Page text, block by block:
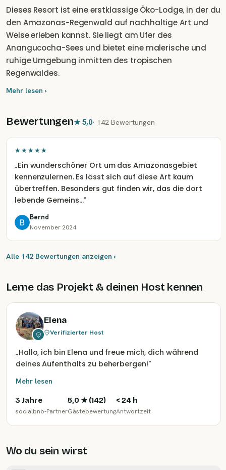
Dieses Resort ist eine erstklassige Öko-Lodge, in der du
den Amazonas-Regenwald auf nachhaltige Art und
Weise erleben kannst. Sie liegt am Ufer des
Anangucocha-Sees und bietet eine malerische und
ruhige Umgebung inmitten des tropischen
Regenwaldes.
Mehr lesen ›
Bewertungen★5,0· 142 Bewertungen
★★★★★
„Ein wunderschöner Ort um das Amazonasgebiet
kennenzulernen. Es lässt sich auf diese Art kaum
übertreffen. Besonders gut finden wir, das die dort
lebende Gemeins…"
Bernd
November 2024
Alle 142 Bewertungen anzeigen ›
Lerne das Projekt & deinen Host kennen
Elena
Verifizierter Host
„Hallo, ich bin Elena und freue mich, dich während
deines Aufenthalts zu beherbergen!"
Mehr lesen
3 Jahre
socialbnb-Partner
5,0★ (142)
Gästebewertung
< 24 h
Antwortzeit
Wo du sein wirst